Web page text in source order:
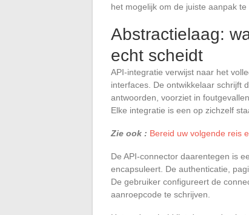
het mogelijk om de juiste aanpak
Abstractielaag:
echt scheidt
API-integratie verwijst naar het
interfaces. De ontwikkelaar schrijft
antwoorden, voorziet in
Elke integratie is een op zichzelf
Zie ook : Bereid uw volgende reis
De API-connector daarentegen is
encapsuleert. De authenticatie,
De gebruiker configureert de
aanroepcode te schrijven.